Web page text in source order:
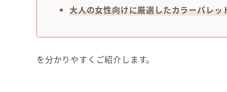
大人の女性向けに厳選したカラーパレッ
を分かりやすくご紹介します。